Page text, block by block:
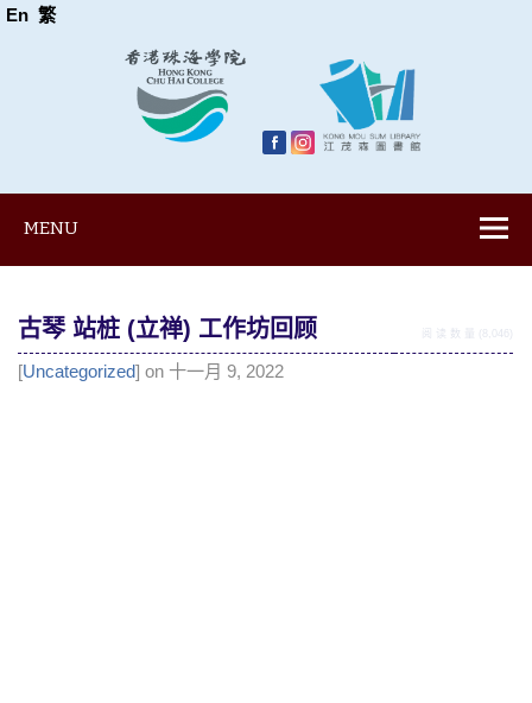
En 繁
MENU
古琴 站桩 (立禅) 工作坊回顾 阅 读 数 量 (8,046)
[Uncategorized] on 十一月 9, 2022